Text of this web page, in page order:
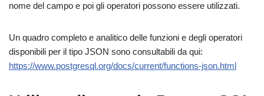
nome del campo e poi gli operatori possono essere utilizzati.
Un quadro completo e analitico delle funzioni e degli operatori
disponibili per il tipo JSON sono consultabili da qui:
https://www.postgresql.org/docs/current/functions-json.html